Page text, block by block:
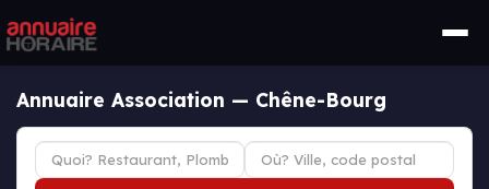
Annuaire Association — Chêne-Bourg